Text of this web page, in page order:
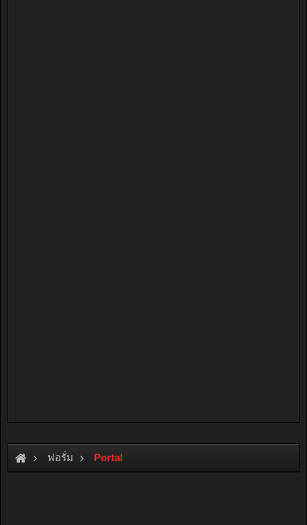
ฟอรั่ม Portal